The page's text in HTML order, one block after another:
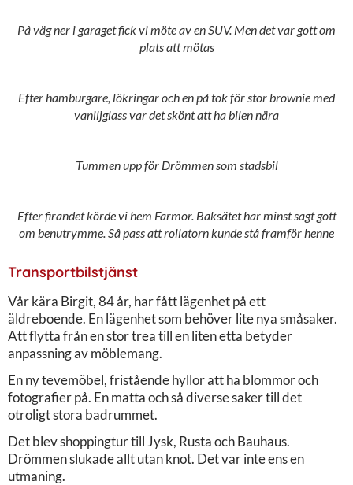
På väg ner i garaget fick vi möte av en SUV. Men det var gott om
plats att mötas
Efter hamburgare, lökringar och en på tok för stor brownie med
vaniljglass var det skönt att ha bilen nära
Tummen upp för Drömmen som stadsbil
Efter firandet körde vi hem Farmor. Baksätet har minst sagt gott
om benutrymme. Så pass att rollatorn kunde stå framför henne
Transportbilstjänst
Vår kära Birgit, 84 år, har fått lägenhet på ett
äldreboende. En lägenhet som behöver lite nya småsaker.
Att flytta från en stor trea till en liten etta betyder
anpassning av möblemang.
En ny tevemöbel, fristående hyllor att ha blommor och
fotografier på. En matta och så diverse saker till det
otroligt stora badrummet.
Det blev shoppingtur till Jysk, Rusta och Bauhaus.
Drömmen slukade allt utan knot. Det var inte ens en
utmaning.